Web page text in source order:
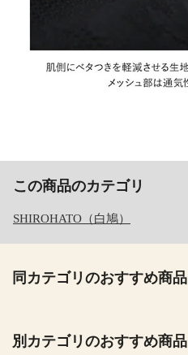
この商品のカテゴリ
SHIROHATO（白鳩）
同カテゴリのおすすめ商品
別カテゴリのおすすめ商品